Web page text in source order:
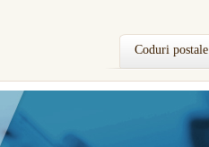
Coduri postale